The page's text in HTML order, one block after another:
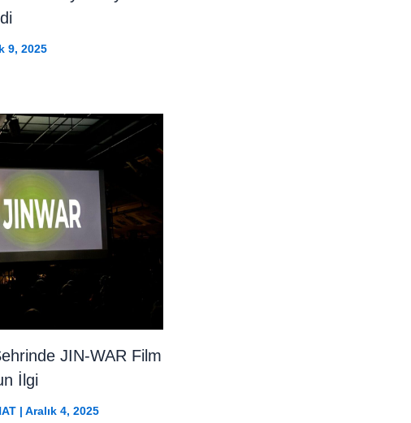
9, 2025
JIN-WAR Film
İlgi
| Aralık 4, 2025